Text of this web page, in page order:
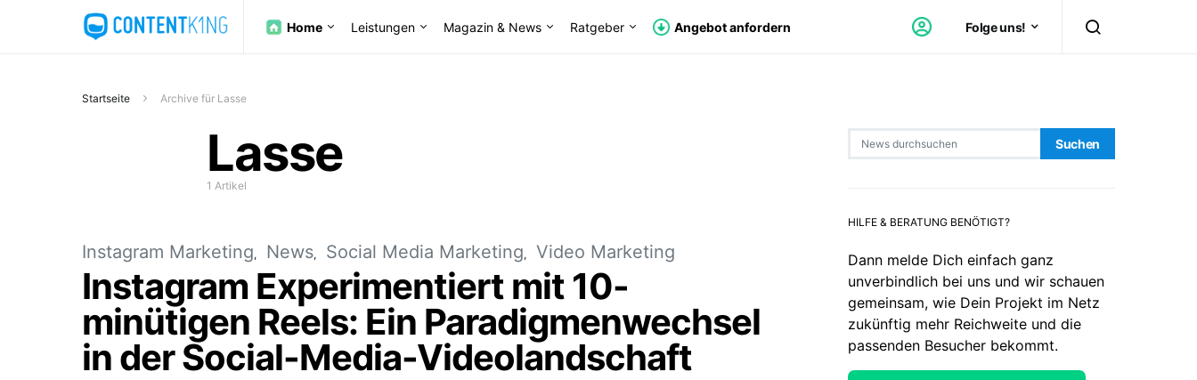
Home Leistungen Magazin & News Ratgeber Angebot anfordern Folge uns!
Startseite Archive für Lasse
Lasse
1 Artikel
Instagram Marketing News Social Media Marketing Video Marketing
Instagram Experimentiert mit 10-
minütigen Reels: Ein Paradigmenwechsel
in der Social-Media-Videolandschaft
Suchen
HILFE & BERATUNG BENÖTIGT?
Dann melde Dich einfach ganz
unverbindlich bei uns und wir schauen
gemeinsam, wie Dein Projekt im Netz
zukünftig mehr Reichweite und die
passenden Besucher bekommt.